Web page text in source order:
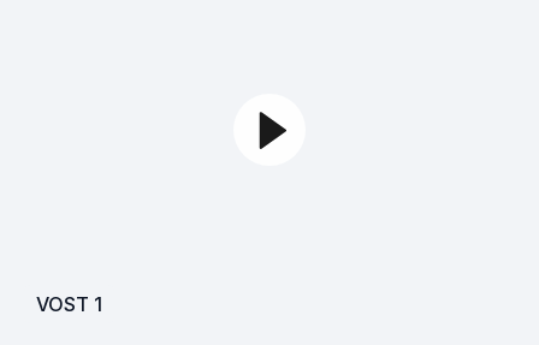
VOST 1